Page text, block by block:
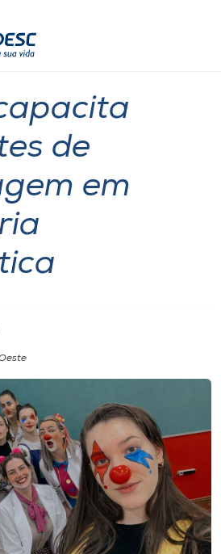
de
em